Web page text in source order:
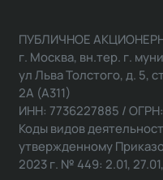
ПУБЛИЧНОЕ
г. Москва, вн.тер. г.
ул Льва Толстого, д. 5,
2А (А311)
ИНН: 7736227885 /
Коды видов
утвержденному
2023 г. № 449: 2.01,